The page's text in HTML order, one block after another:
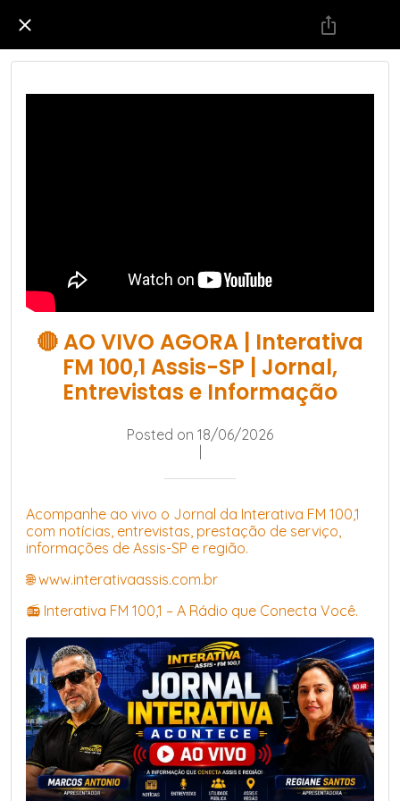
🔴 AO VIVO AGORA | Interativa
FM 100,1 Assis-SP | Jornal,
Entrevistas e Informação
Posted on 18/06/2026
|
Acompanhe ao vivo o Jornal da Interativa FM 100,1
com notícias, entrevistas, prestação de serviço,
informações de Assis-SP e região.
🌐 www.interativaassis.com.br
📻 Interativa FM 100,1 – A Rádio que Conecta Você.